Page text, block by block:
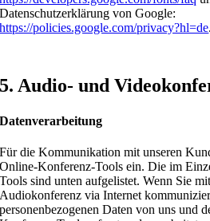
Datenschutzerklärung von Google:
https://policies.google.com/privacy?hl=de.
5. Audio- und
Datenverarbeitung
Für die Kommunikation mit unseren
Online-Konferenz-Tools ein. Die im
Tools sind unten aufgelistet. Wenn Sie
Audiokonferenz via Internet
personenbezogenen Daten von uns und